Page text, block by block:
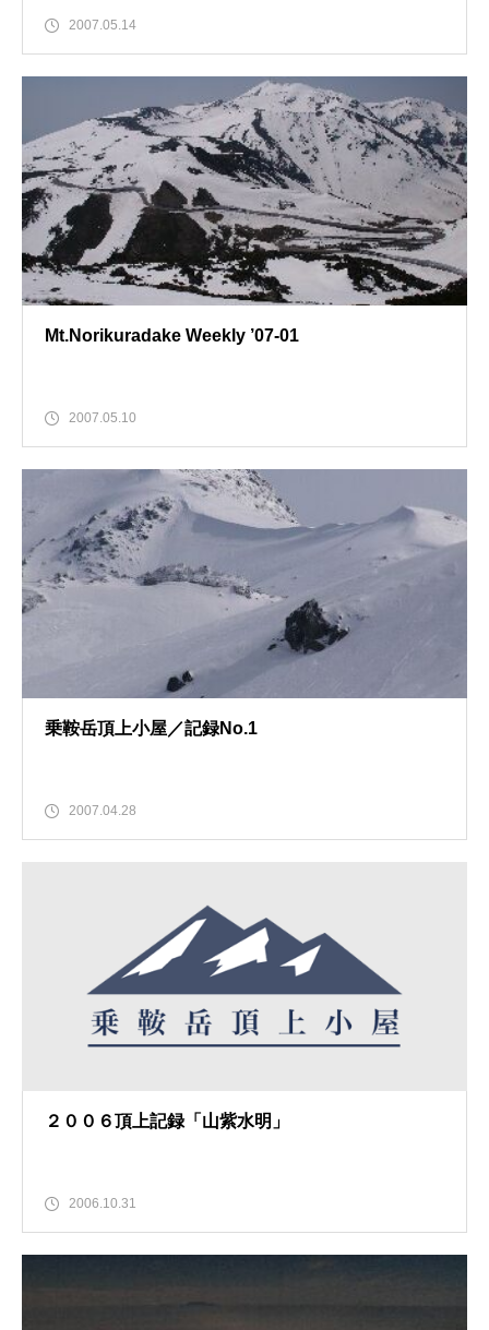
2007.05.14
Mt.Norikuradake Weekly ’07-01
2007.05.10
乗鞍岳頂上小屋／記録No.1
2007.04.28
２００６頂上記録「山紫水明」
2006.10.31